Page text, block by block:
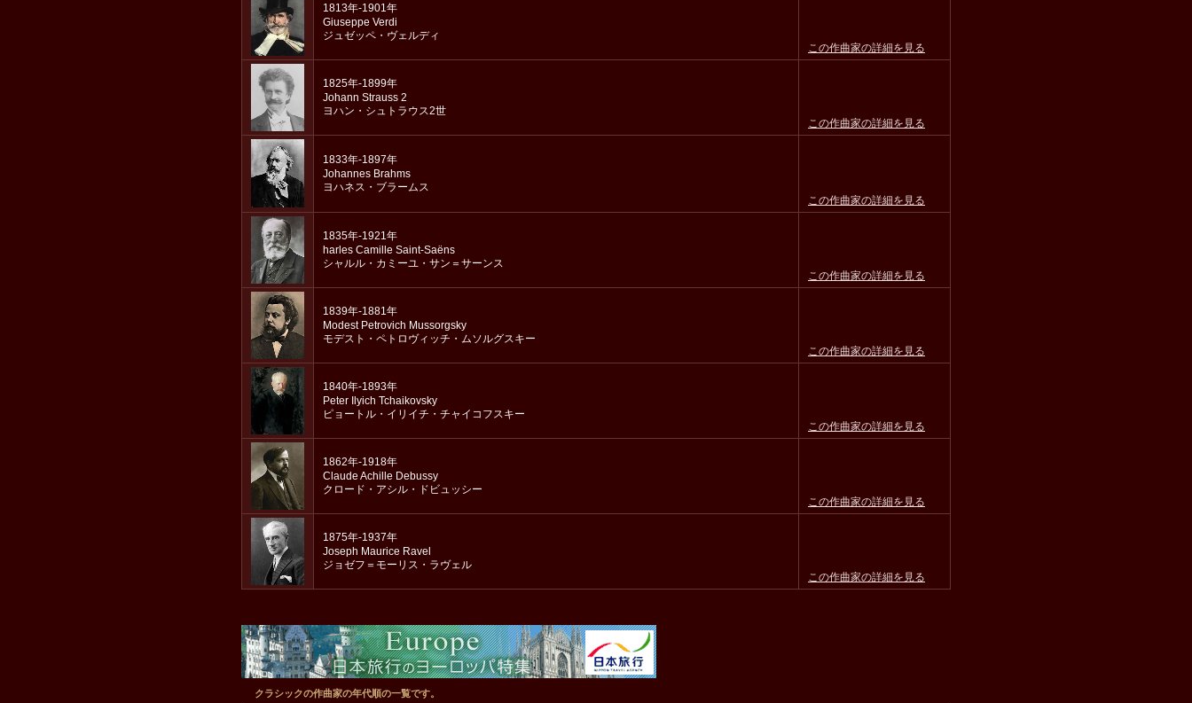
1813年-1901年
Giuseppe Verdi
ジュゼッペ・ヴェルディ
この作曲家の詳細を見る
1825年-1899年
Johann Strauss 2
ヨハン・シュトラウス2世
この作曲家の詳細を見る
1833年-1897年
Johannes Brahms
ヨハネス・ブラームス
この作曲家の詳細を見る
1835年-1921年
harles Camille Saint-Saëns
シャルル・カミーユ・サン＝サーンス
この作曲家の詳細を見る
1839年-1881年
Modest Petrovich Mussorgsky
モデスト・ペトロヴィッチ・ムソルグスキー
この作曲家の詳細を見る
1840年-1893年
Peter Ilyich Tchaikovsky
ピョートル・イリイチ・チャイコフスキー
この作曲家の詳細を見る
1862年-1918年
Claude Achille Debussy
クロード・アシル・ドビュッシー
この作曲家の詳細を見る
1875年-1937年
Joseph Maurice Ravel
ジョゼフ＝モーリス・ラヴェル
この作曲家の詳細を見る
クラシックの作曲家の年代順の一覧です。